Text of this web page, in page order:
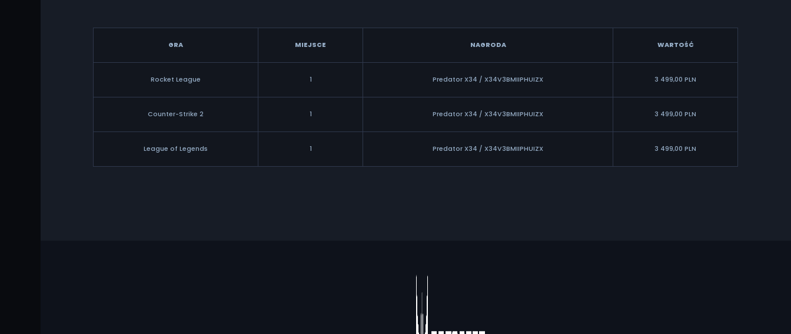
GRA MIEJSCE NAGRODA WARTOŚĆ
Rocket League 1 Predator X34 / X34V3BMIIPHUIZX 3 499,00 PLN
Counter-Strike 2 1 Predator X34 / X34V3BMIIPHUIZX 3 499,00 PLN
League of Legends 1 Predator X34 / X34V3BMIIPHUIZX 3 499,00 PLN